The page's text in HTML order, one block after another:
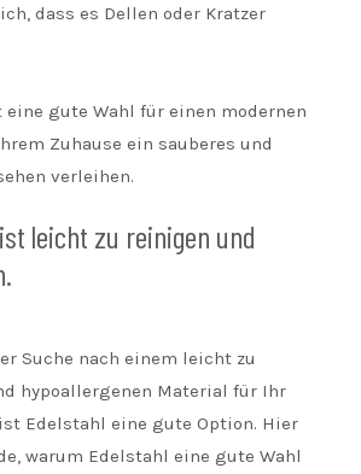
dass es Dellen oder Kratzer
gute Wahl für einen modernen
Zuhause ein sauberes und
verleihen.
leicht zu reinigen und
Suche nach einem leicht zu
hypoallergenen Material für Ihr
Edelstahl eine gute Option. Hier
warum Edelstahl eine gute Wahl